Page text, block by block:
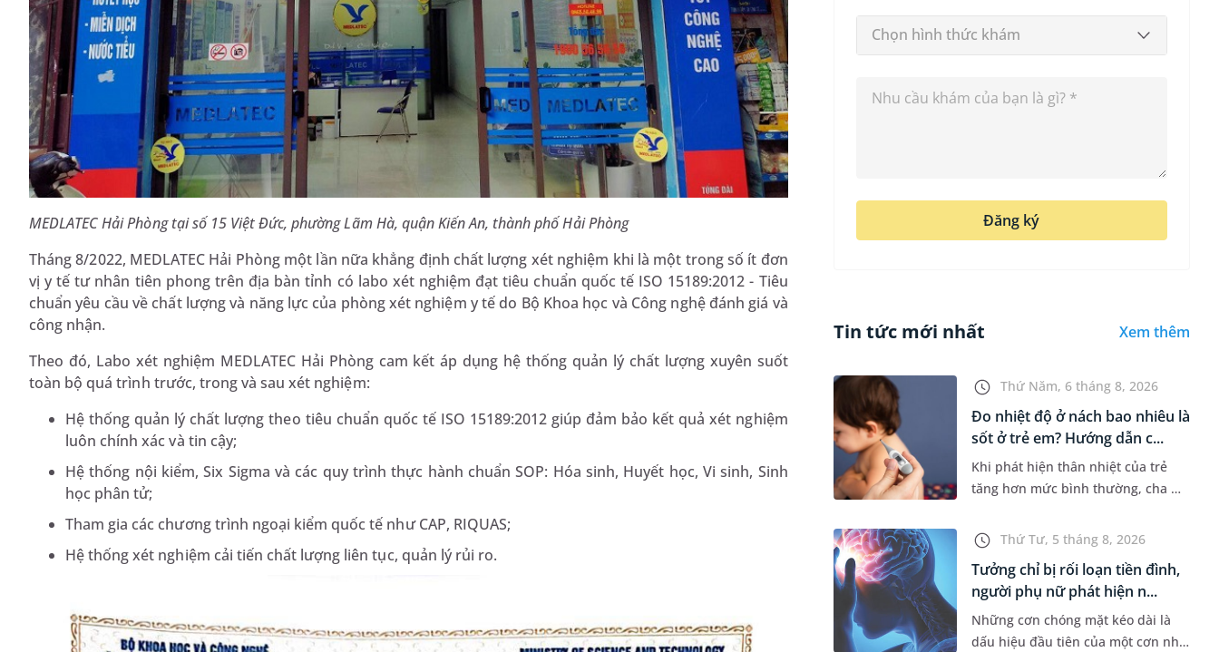
MEDLATEC Hải Phòng tại số 15 Việt Đức, phường Lãm Hà, quận Kiến An, thành phố Hải Phòng
Tháng 8/2022, MEDLATEC Hải Phòng một lần nữa khẳng định chất lượng xét nghiệm khi là một trong số ít đơn
vị y tế tư nhân tiên phong trên địa bàn tỉnh có labo xét nghiệm đạt tiêu chuẩn quốc tế ISO 15189:2012 - Tiêu
chuẩn yêu cầu về chất lượng và năng lực của phòng xét nghiệm y tế do Bộ Khoa học và Công nghệ đánh giá và
công nhận.
Theo đó, Labo xét nghiệm MEDLATEC Hải Phòng cam kết áp dụng hệ thống quản lý chất lượng xuyên suốt
toàn bộ quá trình trước, trong và sau xét nghiệm:
Hệ thống quản lý chất lượng theo tiêu chuẩn quốc tế ISO 15189:2012 giúp đảm bảo kết quả xét nghiệm
luôn chính xác và tin cậy;
Hệ thống nội kiểm, Six Sigma và các quy trình thực hành chuẩn SOP: Hóa sinh, Huyết học, Vi sinh, Sinh
học phân tử;
Tham gia các chương trình ngoại kiểm quốc tế như CAP, RIQUAS;
Hệ thống xét nghiệm cải tiến chất lượng liên tục, quản lý rủi ro.
Chọn hình thức khám
Đăng ký
Tin tức mới nhất Xem thêm
Thứ Năm, 6 tháng 8, 2026
Đo nhiệt độ ở nách bao nhiêu là
sốt ở trẻ em? Hướng dẫn c...
Khi phát hiện thân nhiệt của trẻ
tăng hơn mức bình thường, cha mẹ
Tuy nhiên, không phải ai cũng biết
đo nhiệt độ ở nách bao...
Thứ Tư, 5 tháng 8, 2026
Tưởng chỉ bị rối loạn tiền đình,
người phụ nữ phát hiện n...
Những cơn chóng mặt kéo dài là
dấu hiệu đầu tiên của một cơn nhồi